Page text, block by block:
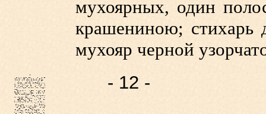
мухоярных, один
крашениною; стихарь
мухояр черной
- 12 -